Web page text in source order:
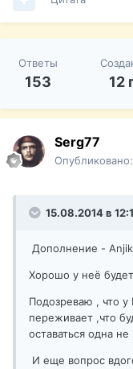
Ответы
153 12
Serg77
Опубликовано:
15.08.2014 в
Дополнение -
Хорошо у неё
Подозреваю , что
переживает ,что
оставаться одна
И еще вопрос